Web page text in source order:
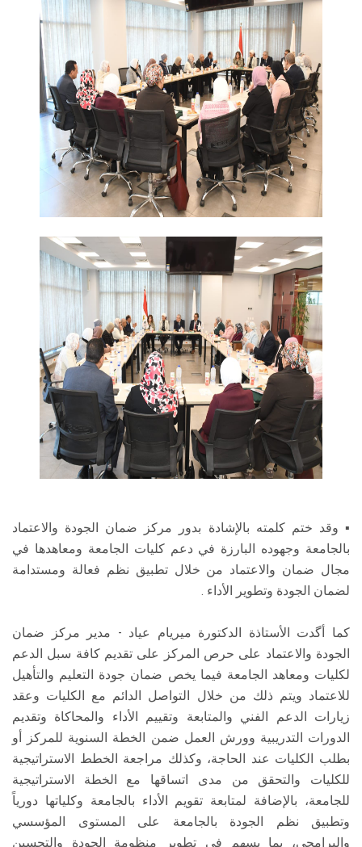
▪ وقد ختم كلمته بالإشادة بدور مركز ضمان الجودة والاعتماد
بالجامعة وجهوده البارزة في دعم كليات الجامعة ومعاهدها في
مجال ضمان والاعتماد من خلال تطبيق نظم فعالة ومستدامة
لضمان الجودة وتطوير الأداء .
كما أگدت الأستاذة الدكتورة ميريام عياد - مدير مركز ضمان
الجودة والاعتماد على حرص المركز على تقديم كافة سبل الدعم
لكليات ومعاهد الجامعة فيما يخص ضمان جودة التعليم والتأهيل
للاعتماد ويتم ذلك من خلال التواصل الدائم مع الكليات وعقد
زيارات الدعم الفني والمتابعة وتقييم الأداء والمحاكاة وتقديم
الدورات التدريبية وورش العمل ضمن الخطة السنوية للمركز أو
بطلب الكليات عند الحاجة، وكذلك مراجعة الخطط الاستراتيجية
للكليات والتحقق من مدى اتساقها مع الخطة الاستراتيجية
للجامعة، بالإضافة لمتابعة تقويم الأداء بالجامعة وكلياتها دورياً
وتطبيق نظم الجودة بالجامعة على المستوى المؤسسي
والبرامجي، بما يسهم في تطوير منظومة الجودة والتحسين